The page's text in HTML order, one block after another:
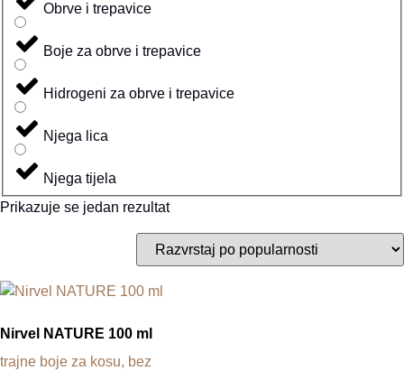
Obrve i trepavice
Boje za obrve i trepavice
Hidrogeni za obrve i trepavice
Njega lica
Njega tijela
Prikazuje se jedan rezultat
Nirvel NATURE 100 ml
trajne boje za kosu, bez